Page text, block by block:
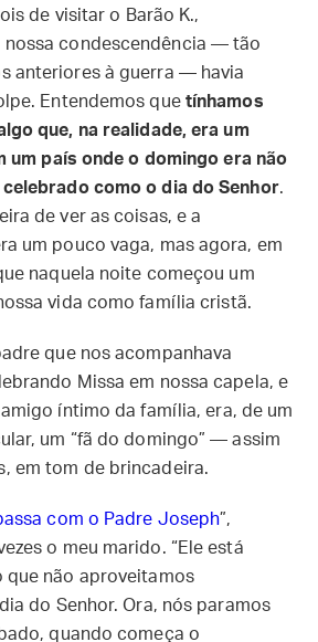
de visitar o Barão K.,
nossa condescendência — tão
anteriores à guerra — havia
Entendemos que tínhamos
que, na realidade, era um
um país onde o domingo era não
como o dia do Senhor.
de ver as coisas, e a
um pouco vaga, mas agora, em
naquela noite começou um
vida como família cristã.
que nos acompanhava
Missa em nossa capela, e
íntimo da família, era, de um
um “fã do domingo” — assim
em tom de brincadeira.
com o Padre Joseph”,
o meu marido. “Ele está
que não aproveitamos
do Senhor. Ora, nós paramos
quando começa o